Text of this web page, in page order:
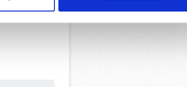
hedefli reklamlar gösterilmeyecektir."